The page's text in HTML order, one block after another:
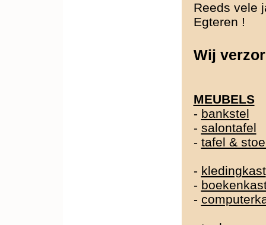
Reeds vele
Egteren !
Wij
MEUBELS
- bankstel
- salontafel
- tafel &
- kledingkast
-
-